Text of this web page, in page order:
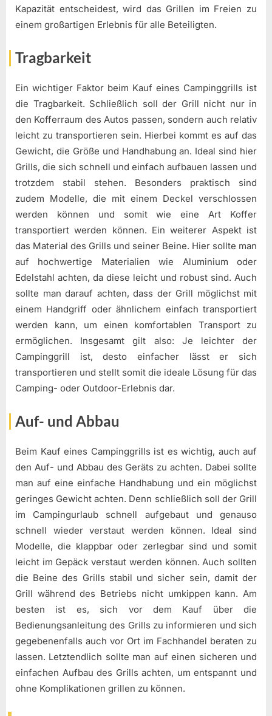
Kapazität entscheidest, wird das Grillen im Freien zu
einem großartigen Erlebnis für alle Beteiligten.
Tragbarkeit
Ein wichtiger Faktor beim Kauf eines Campinggrills ist
die Tragbarkeit. Schließlich soll der Grill nicht nur in
den Kofferraum des Autos passen, sondern auch relativ
leicht zu transportieren sein. Hierbei kommt es auf das
Gewicht, die Größe und Handhabung an. Ideal sind hier
Grills, die sich schnell und einfach aufbauen lassen und
trotzdem stabil stehen. Besonders praktisch sind
zudem Modelle, die mit einem Deckel verschlossen
werden können und somit wie eine Art Koffer
transportiert werden können. Ein weiterer Aspekt ist
das Material des Grills und seiner Beine. Hier sollte man
auf hochwertige Materialien wie Aluminium oder
Edelstahl achten, da diese leicht und robust sind. Auch
sollte man darauf achten, dass der Grill möglichst mit
einem Handgriff oder ähnlichem einfach transportiert
werden kann, um einen komfortablen Transport zu
ermöglichen. Insgesamt gilt also: Je leichter der
Campinggrill ist, desto einfacher lässt er sich
transportieren und stellt somit die ideale Lösung für das
Camping- oder Outdoor-Erlebnis dar.
Auf- und Abbau
Beim Kauf eines Campinggrills ist es wichtig, auch auf
den Auf- und Abbau des Geräts zu achten. Dabei sollte
man auf eine einfache Handhabung und ein möglichst
geringes Gewicht achten. Denn schließlich soll der Grill
im Campingurlaub schnell aufgebaut und genauso
schnell wieder verstaut werden können. Ideal sind
Modelle, die klappbar oder zerlegbar sind und somit
leicht im Gepäck verstaut werden können. Auch sollten
die Beine des Grills stabil und sicher sein, damit der
Grill während des Betriebs nicht umkippen kann. Am
besten ist es, sich vor dem Kauf über die
Bedienungsanleitung des Grills zu informieren und sich
gegebenenfalls auch vor Ort im Fachhandel beraten zu
lassen. Letztendlich sollte man auf einen sicheren und
einfachen Aufbau des Grills achten, um entspannt und
ohne Komplikationen grillen zu können.